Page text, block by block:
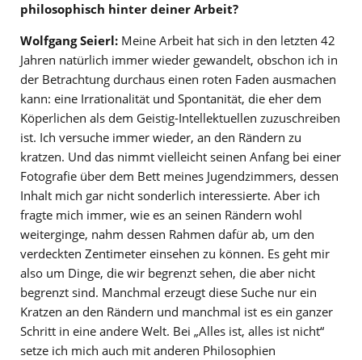
philosophisch hinter deiner Arbeit?
Wolfgang Seierl: Meine Arbeit hat sich in den letzten 42
Jahren natürlich immer wieder gewandelt, obschon ich in
der Betrachtung durchaus einen roten Faden ausmachen
kann: eine Irrationalität und Spontanität, die eher dem
Köperlichen als dem Geistig-Intellektuellen zuzuschreiben
ist. Ich versuche immer wieder, an den Rändern zu
kratzen. Und das nimmt vielleicht seinen Anfang bei einer
Fotografie über dem Bett meines Jugendzimmers, dessen
Inhalt mich gar nicht sonderlich interessierte. Aber ich
fragte mich immer, wie es an seinen Rändern wohl
weiterginge, nahm dessen Rahmen dafür ab, um den
verdeckten Zentimeter einsehen zu können. Es geht mir
also um Dinge, die wir begrenzt sehen, die aber nicht
begrenzt sind. Manchmal erzeugt diese Suche nur ein
Kratzen an den Rändern und manchmal ist es ein ganzer
Schritt in eine andere Welt. Bei „Alles ist, alles ist nicht“
setze ich mich auch mit anderen Philosophien